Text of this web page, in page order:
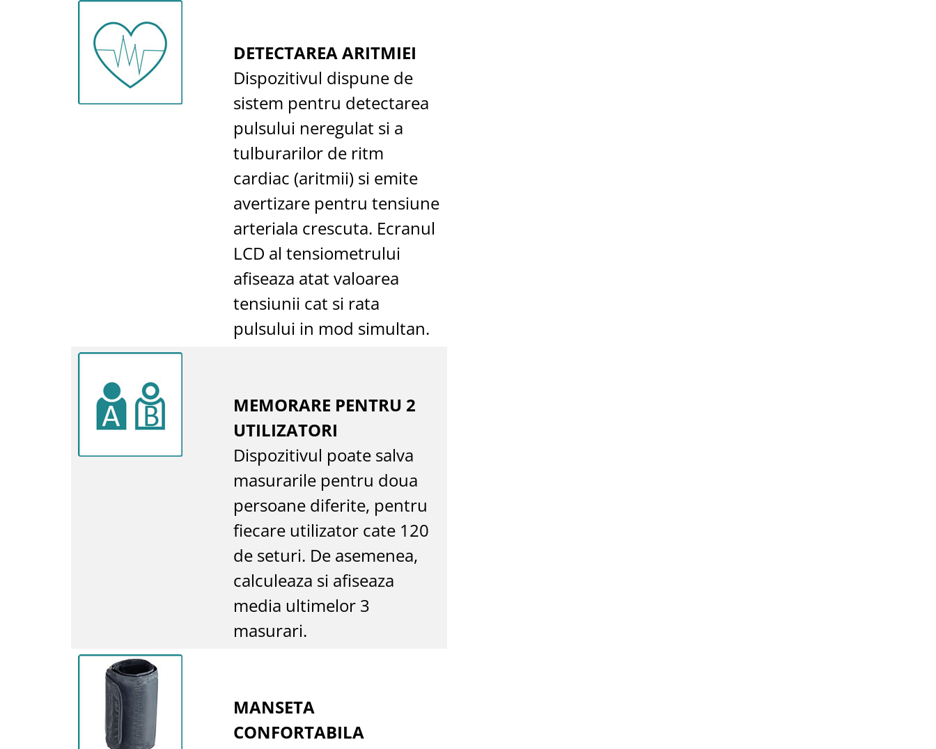
DETECTAREA ARITMIEI
Dispozitivul dispune de
sistem pentru detectarea
pulsului neregulat si a
tulburarilor de ritm
cardiac (aritmii) si emite
avertizare pentru tensiune
arteriala crescuta. Ecranul
LCD al tensiometrului
afiseaza atat valoarea
tensiunii cat si rata
pulsului in mod simultan.
MEMORARE PENTRU 2
UTILIZATORI
Dispozitivul poate salva
masurarile pentru doua
persoane diferite, pentru
fiecare utilizator cate 120
de seturi. De asemenea,
calculeaza si afiseaza
media ultimelor 3
masurari.
MANSETA
CONFORTABILA